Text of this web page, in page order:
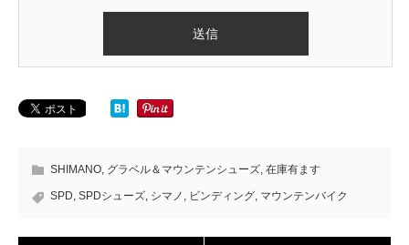
SHIMANO, グラベル＆マウンテンシューズ, 在庫有ます
SPD, SPDシューズ, シマノ , ビンディング, マウンテンバイク